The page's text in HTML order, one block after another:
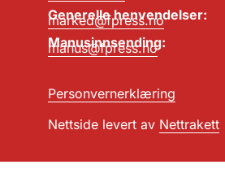
Generelle henvendelser:
marked@fpress.no
Manusinnsending:
manus@fpress.no
Personvernerklæring
Nettside levert av Nettrakett